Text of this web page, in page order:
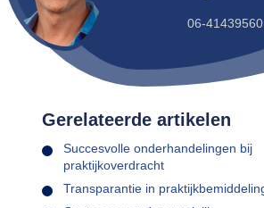
06-41439560
Gerelateerde artikelen
Succesvolle onderhandelingen bij
praktijkoverdracht
Transparantie in